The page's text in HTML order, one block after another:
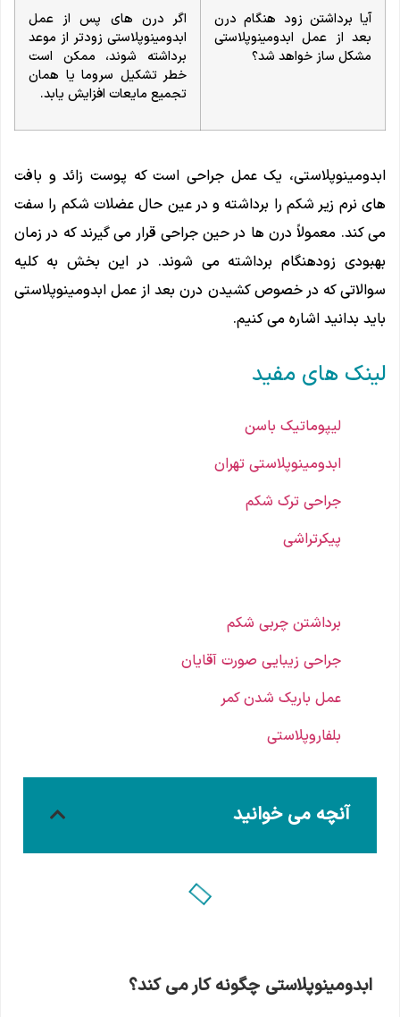
آیا برداشتن زود هنگام درن
بعد از عمل ابدومینوپلاستی
مشکل ساز خواهد شد؟
اگر درن های پس از عمل
ابدومینوپلاستی زودتر از موعد
برداشته شوند، ممکن است
خطر تشکیل سروما یا همان
تجمیع مایعات افزایش یابد.
ابدومینوپلاستی، یک عمل جراحی است که پوست زائد و بافت
های نرم زیر شکم را برداشته و در عین حال عضلات شکم را سفت
می کند. معمولاً درن ها در حین جراحی قرار می گیرند که در زمان
بهبودی زودهنگام برداشته می شوند. در این بخش به کلیه
سوالاتی که در خصوص کشیدن درن بعد از عمل ابدومینوپلاستی
باید بدانید اشاره می کنیم.
لینک های مفید
لیپوماتیک باسن
ابدومینوپلاستی تهران
جراحی ترک شکم
پیکرتراشی
برداشتن چربی شکم
جراحی زیبایی صورت آقایان
عمل باریک شدن کمر
بلفاروپلاستی
آنچه می خوانید
ابدومینوپلاستی چگونه کار می کند؟